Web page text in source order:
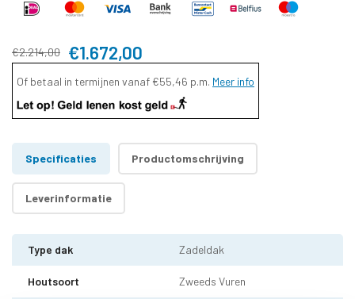
€2.214,00 €1.672,00
Of betaal in termijnen vanaf €55,46 p.m. Meer info
Specificaties Productomschrijving
Leverinformatie
Type dak Zadeldak
Houtsoort Zweeds Vuren